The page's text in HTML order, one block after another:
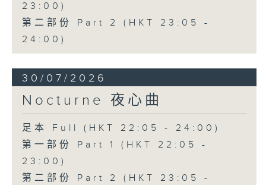
23:00)
第二部份 Part 2 (HKT 23:05 -
24:00)
30/07/2026
Nocturne 夜心曲
足本 Full (HKT 22:05 - 24:00)
第一部份 Part 1 (HKT 22:05 -
23:00)
第二部份 Part 2 (HKT 23:05 -